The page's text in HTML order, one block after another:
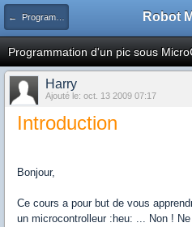
← Programmation Robot
Programmation d'un pic sous
Harry
Ajouté le: oct. 13 2009 07:17
Introduction
Bonjour,
Ce cours a pour but de vous
un microcontrolleur :heu: ... Non !